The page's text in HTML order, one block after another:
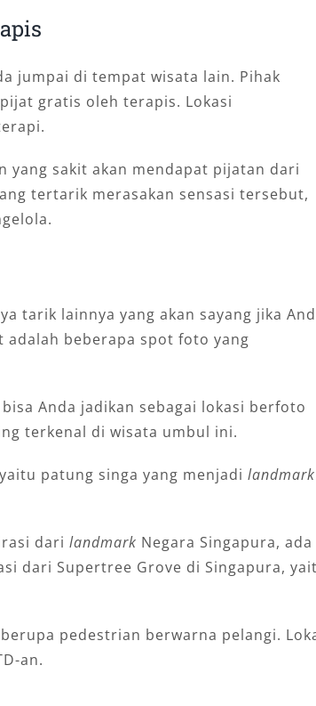
jumpai di tempat wisata lain. Pihak
gratis oleh terapis. Lokasi
yang sakit akan mendapat pijatan dari
tertarik merasakan sensasi tersebut,
tarik lainnya yang akan sayang jika
beberapa spot foto yang
Anda jadikan sebagai lokasi berfoto
terkenal di wisata umbul ini.
patung singa yang menjadi landmark
dari landmark Negara Singapura, ada
dari Supertree Grove di Singapura,
pedestrian berwarna pelangi.
an.